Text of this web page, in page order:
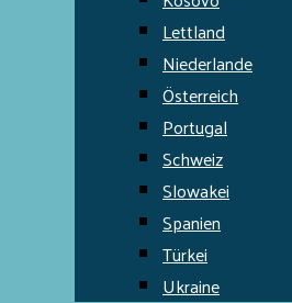
Lettland
Niederlande
Österreich
Portugal
Schweiz
Slowakei
Spanien
Türkei
Ukraine